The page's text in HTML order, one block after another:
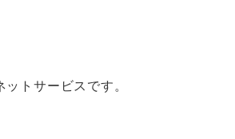
トサービスです。